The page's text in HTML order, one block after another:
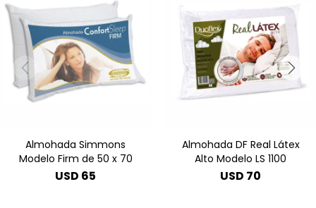
Almohada Simmons
Modelo Firm de 50 x 70
USD 65
Almohada DF Real Látex
Alto Modelo LS 1100
USD 70